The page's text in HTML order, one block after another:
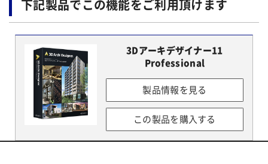
下記製品でこの機能をご利用頂けます
3Dアーキデザイナー11
Professional
製品情報を見る
この製品を購入する